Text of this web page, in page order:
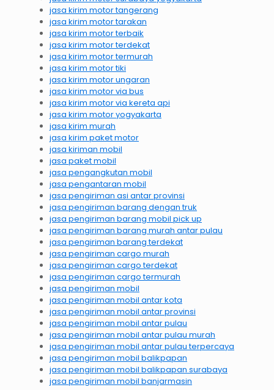
jasa kirim motor tangerang
jasa kirim motor tarakan
jasa kirim motor terbaik
jasa kirim motor terdekat
jasa kirim motor termurah
jasa kirim motor tiki
jasa kirim motor ungaran
jasa kirim motor via bus
jasa kirim motor via kereta api
jasa kirim motor yogyakarta
jasa kirim murah
jasa kirim paket motor
jasa kiriman mobil
jasa paket mobil
jasa pengangkutan mobil
jasa pengantaran mobil
jasa pengiriman asi antar provinsi
jasa pengiriman barang dengan truk
jasa pengiriman barang mobil pick up
jasa pengiriman barang murah antar pulau
jasa pengiriman barang terdekat
jasa pengiriman cargo murah
jasa pengiriman cargo terdekat
jasa pengiriman cargo termurah
jasa pengiriman mobil
jasa pengiriman mobil antar kota
jasa pengiriman mobil antar provinsi
jasa pengiriman mobil antar pulau
jasa pengiriman mobil antar pulau murah
jasa pengiriman mobil antar pulau terpercaya
jasa pengiriman mobil balikpapan
jasa pengiriman mobil balikpapan surabaya
jasa pengiriman mobil banjarmasin